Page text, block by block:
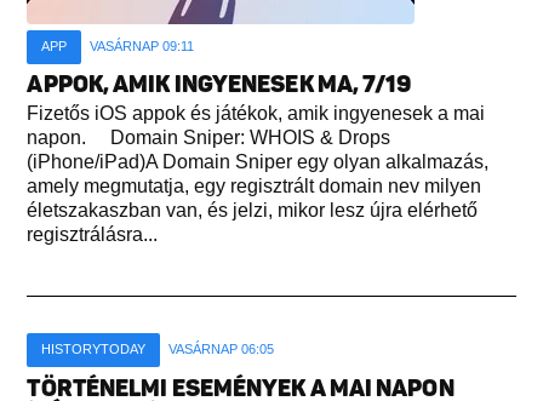
APP VASÁRNAP 09:11
APPOK, AMIK INGYENESEK MA, 7/19
Fizetős iOS appok és játékok, amik ingyenesek a mai
napon. Domain Sniper: WHOIS & Drops
(iPhone/iPad)A Domain Sniper egy olyan alkalmazás,
amely megmutatja, egy regisztrált domain nev milyen
életszakaszban van, és jelzi, mikor lesz újra elérhető
regisztrálásra...
HISTORYTODAY VASÁRNAP 06:05
TÖRTÉNELMI ESEMÉNYEK A MAI NAPON